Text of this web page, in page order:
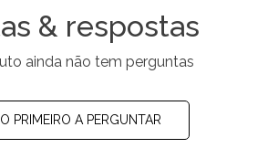
& respostas
ainda não tem perguntas
PRIMEIRO A PERGUNTAR